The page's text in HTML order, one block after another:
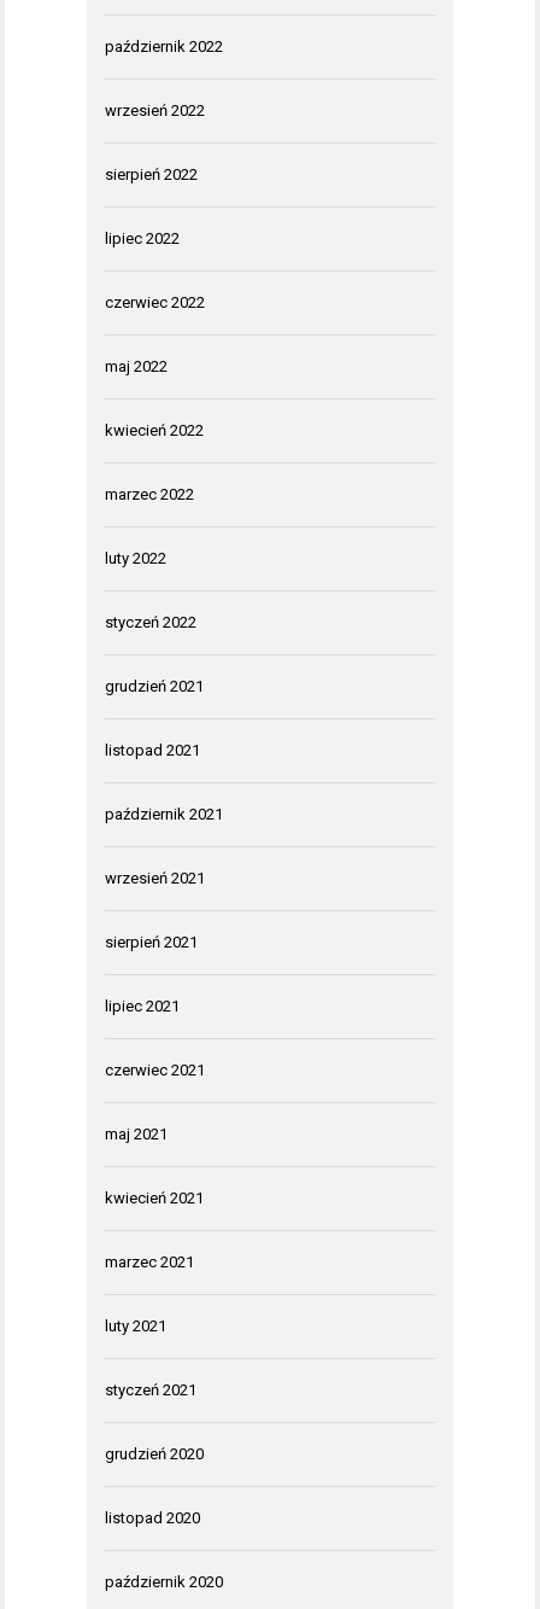
październik 2022
wrzesień 2022
sierpień 2022
lipiec 2022
czerwiec 2022
maj 2022
kwiecień 2022
marzec 2022
luty 2022
styczeń 2022
grudzień 2021
listopad 2021
październik 2021
wrzesień 2021
sierpień 2021
lipiec 2021
czerwiec 2021
maj 2021
kwiecień 2021
marzec 2021
luty 2021
styczeń 2021
grudzień 2020
listopad 2020
październik 2020